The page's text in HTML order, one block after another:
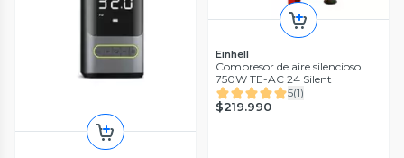
Einhell
Compresor de aire silencioso
750W TE-AC 24 Silent
5(1)
$219.990